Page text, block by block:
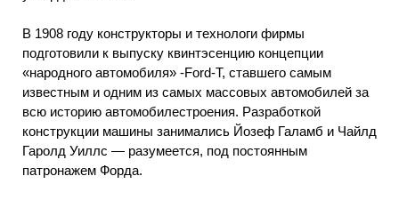
В 1908 году конструкторы и технологи фирмы
подготовили к выпуску квинтэсенцию концепции
«народного автомобиля» -Ford-Т, ставшего самым
известным и одним из самых массовых автомобилей за
всю историю автомобилестроения. Разработкой
конструкции машины занимались Йозеф Галамб и Чайлд
Гаролд Уиллс — разумеется, под постоянным
патронажем Форда.